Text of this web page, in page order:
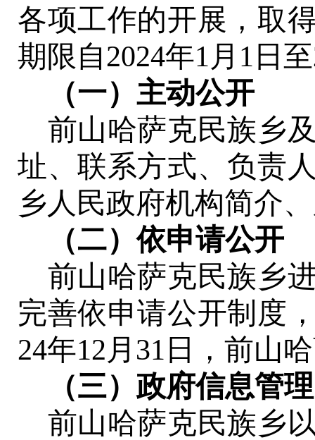
各项工作的开展，取
期限自2024年1月1日
（一）主动公开
前山哈萨克民族乡
址、联系方式、负责
乡人民政府机构简介
（二）依申请公开
前山哈萨克民族乡
完善依申请公开制度
24年12月31日， 前山
（三）政府信息管理
前山哈萨克民族乡